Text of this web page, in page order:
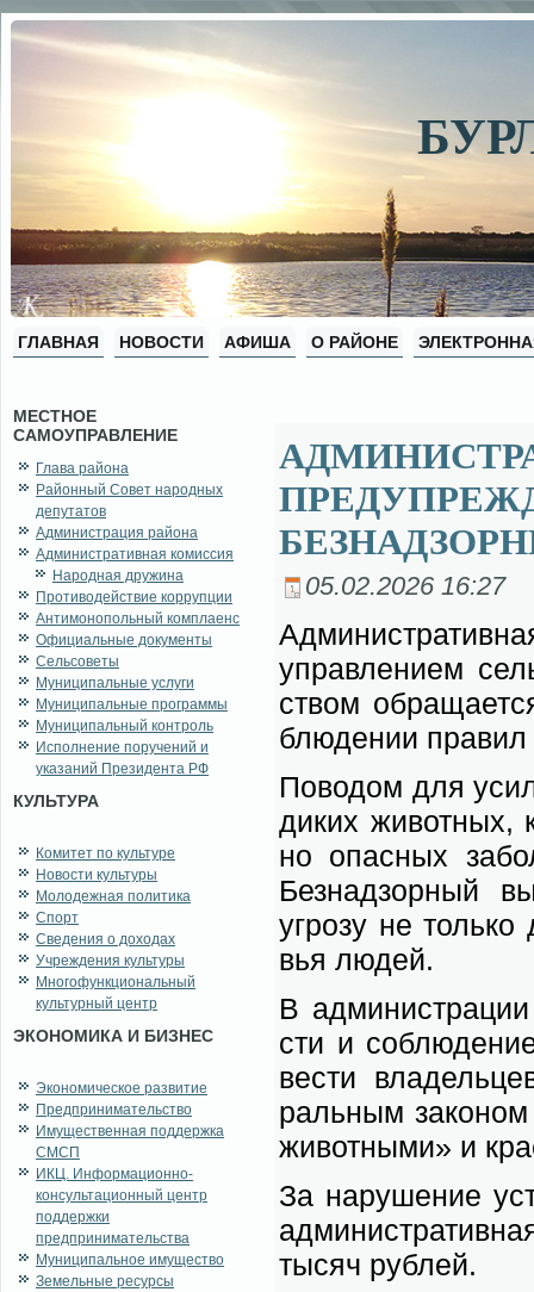
ГЛАВНАЯ НОВОСТИ АФИША О РАЙОНЕ
МЕСТНОЕ
САМОУПРАВЛЕНИЕ
Глава района
Районный Совет народных
депутатов
Администрация района
Административная комиссия
Народная дружина
Противодействие коррупции
Антимонопольный комплаенс
Официальные документы
Сельсоветы
Муниципальные услуги
Муниципальные программы
Муниципальный контроль
Исполнение поручений и
указаний Президента РФ
КУЛЬТУРА
Комитет по культуре
Новости культуры
Молодежная политика
Спорт
Сведения о доходах
Учреждения культуры
Многофункциональный
культурный центр
ЭКОНОМИКА И БИЗНЕС
Экономическое развитие
Предпринимательство
Имущественная поддержка
СМСП
ИКЦ. Информационно-
консультационный центр
поддержки
предпринимательства
Муниципальное имущество
Земельные ресурсы
05.02.2026 16:27
управ­ле­ни­ем
ством
блю­де­нии
По­во­дом для
ди­ких жи­вот­ных,
но опас­ных
Без­над­зор­ный
угро­зу не
вья лю­дей.
В
сти и
ве­сти
раль­ным
жи­вот­ны­ми» и
За на­ру­ше­ние
ты­сяч руб­лей.